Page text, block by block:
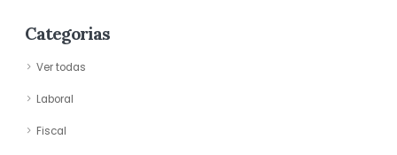
Categorias
Ver todas
Laboral
Fiscal